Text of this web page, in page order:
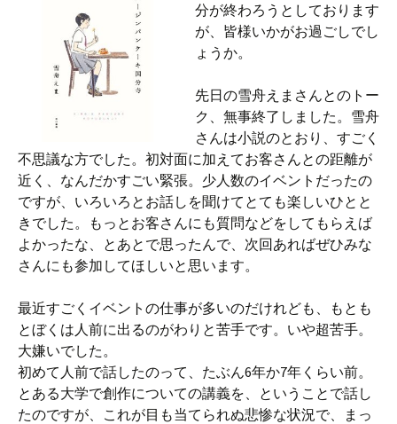
分が終わろうとしております
が、皆様いかがお過ごしでし
ょうか。
先日の雪舟えまさんとのトー
ク、無事終了しました。雪舟
さんは小説のとおり、すごく
不思議な方でした。初対面に加えてお客さんとの距離が
近く、なんだかすごい緊張。少人数のイベントだったの
ですが、いろいろとお話しを聞けてとても楽しいひとと
きでした。もっとお客さんにも質問などをしてもらえば
よかったな、とあとで思ったんで、次回あればぜひみな
さんにも参加してほしいと思います。
最近すごくイベントの仕事が多いのだけれども、もとも
とぼくは人前に出るのがわりと苦手です。いや超苦手。
大嫌いでした。
初めて人前で話したのって、たぶん6年か7年くらい前。
とある大学で創作についての講義を、ということで話し
たのですが、これが目も当てられぬ悲惨な状況で、まっ